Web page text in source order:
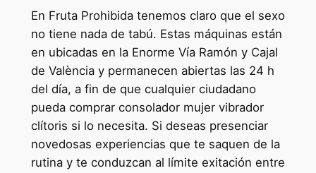
En Fruta Prohibida tenemos claro que el sexo
no tiene nada de tabú. Estas máquinas están
en ubicadas en la Enorme Vía Ramón y Cajal
de València y permanecen abiertas las 24 h
del día, a fin de que cualquier ciudadano
pueda comprar consolador mujer vibrador
clítoris si lo necesita. Si deseas presenciar
novedosas experiencias que te saquen de la
rutina y te conduzcan al límite exitación entre